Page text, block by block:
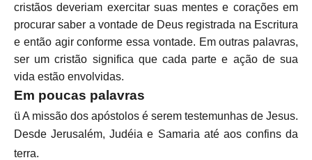
cristãos deveriam exercitar suas mentes e corações em
procurar saber a vontade de Deus registrada na Escritura
e então agir conforme essa vontade. Em outras palavras,
ser um cristão significa que cada parte e ação de sua
vida estão envolvidas.
Em poucas palavras
ü A missão dos apóstolos é serem testemunhas de Jesus.
Desde Jerusalém, Judéia e Samaria até aos confins da
terra.